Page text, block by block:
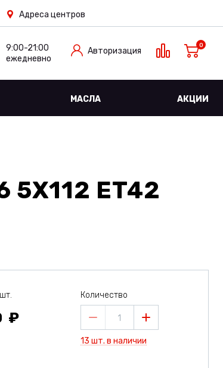
Адреса центров
9:00-21:00
ежедневно
Авторизация
0
МАСЛА АКЦИИ
5X112 ET42
Количество
1
13 шт. в наличии